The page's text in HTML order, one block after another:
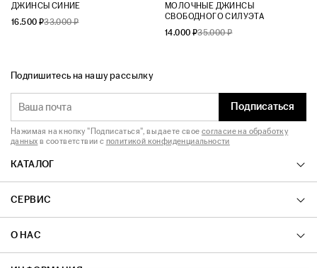
ДЖИНСЫ СИНИЕ
16.500 ₽33.000 ₽
МОЛОЧНЫЕ ДЖИНСЫ
СВОБОДНОГО СИЛУЭТА
14.000 ₽35.000 ₽
КАТАЛОГ
СЕРВИС
О НАС
Подпишитесь на нашу рассылку
Подписаться
Нажимая на кнопку "Подписаться", вы даете свое согласие на обработку
данных в соответствии с политикой конфиденциальности